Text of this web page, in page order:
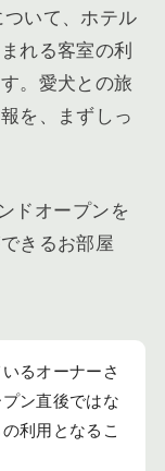
いて、ホテル
れる客室の利
。愛犬との旅
を、まずしっ
ドオープンを
きるお部屋
るオーナーさ
ン直後ではな
利用となるこ